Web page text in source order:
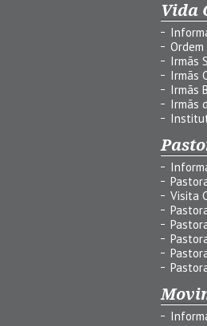
Vida
Irmãs
Irmãs
Irmãs
Irmãs
Visita